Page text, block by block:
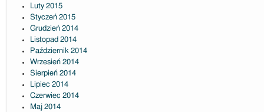
Luty 2015
Styczeń 2015
Grudzień 2014
Listopad 2014
Październik 2014
Wrzesień 2014
Sierpień 2014
Lipiec 2014
Czerwiec 2014
Maj 2014